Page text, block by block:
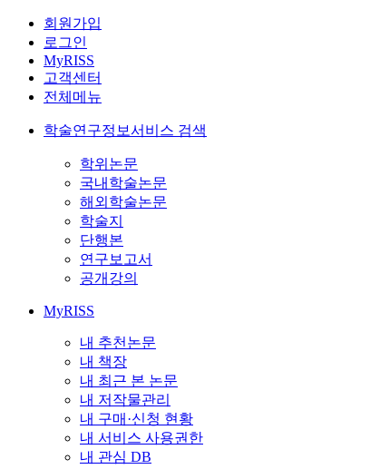
회원가입
로그인
MyRISS
고객센터
전체메뉴
학술연구정보서비스 검색
학위논문
국내학술논문
해외학술논문
학술지
단행본
연구보고서
공개강의
MyRISS
내 추천논문
내 책장
내 최근 본 논문
내 저작물관리
내 구매·신청 현황
내 서비스 사용권한
내 관심 DB